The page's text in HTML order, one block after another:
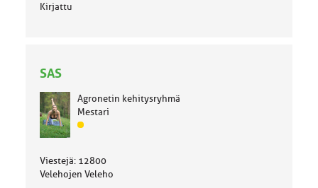
Kirjattu
SAS
Agronetin kehitysryhmä
Mestari
J
Viestejä: 12800
Velehojen Veleho